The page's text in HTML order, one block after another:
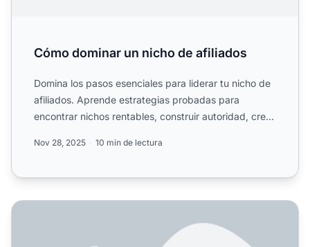
Cómo dominar un nicho de afiliados
Domina los pasos esenciales para liderar tu nicho de
afiliados. Aprende estrategias probadas para
encontrar nichos rentables, construir autoridad, crear
Nov 28, 2025 10 min de lectura
¿Cómo elegir el nicho adecuado? Guía completa para el